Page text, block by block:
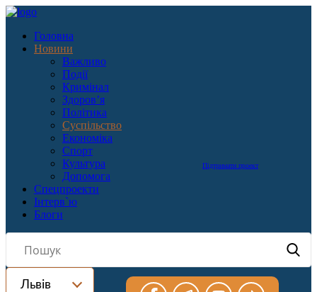
Підтримати проект
Головна
Новини
Важливо
Події
Кримінал
Здоров’я
Політика
Суспільство
Економіка
Спорт
Культура
Допомога
Спецпроекти
Інтерв`ю
Блоги
Львів